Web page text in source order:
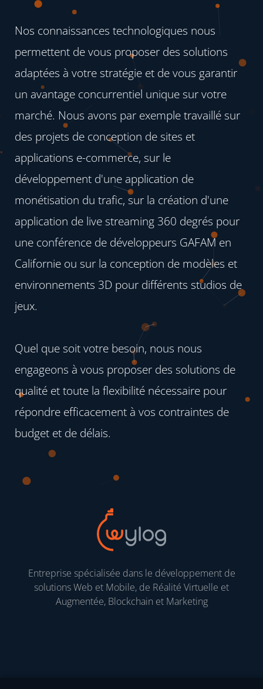
Nos connaissances technologiques nous
permettent de vous proposer des solutions
adaptées à votre stratégie et de vous garantir
un avantage concurrentiel unique sur votre
marché. Nous avons par exemple travaillé sur
des projets de conception de sites et
applications e-commerce, sur le
développement d'une application de
monétisation du trafic, sur la création d'une
application de live streaming 360 degrés pour
une conférence de développeurs GAFAM en
Californie ou sur la conception de modèles et
environnements 3D pour différents studios de
jeux.
Quel que soit votre besoin, nous nous
engageons à vous proposer des solutions de
qualité et toute la flexibilité nécessaire pour
répondre efficacement à vos contraintes de
budget et de délais.
Entreprise spécialisée dans le développement de
solutions Web et Mobile, de Réalité Virtuelle et
Augmentée, Blockchain et Marketing